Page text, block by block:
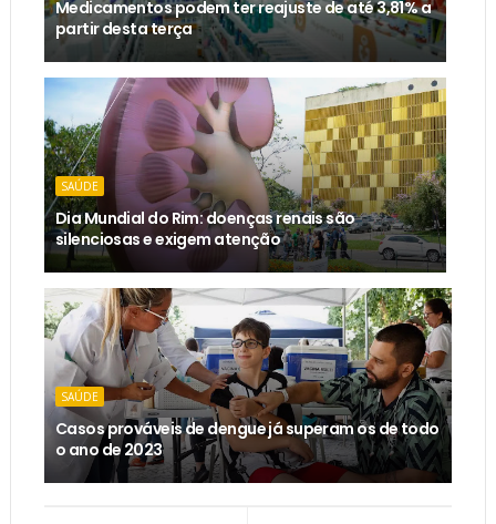
Medicamentos podem ter reajuste de até 3,81% a
partir desta terça
SAÚDE
Dia Mundial do Rim: doenças renais são
silenciosas e exigem atenção
SAÚDE
Casos prováveis de dengue já superam os de todo
o ano de 2023